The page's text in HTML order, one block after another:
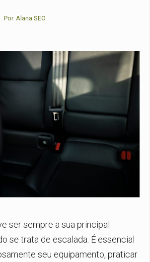
Por Alana SEO
ser sempre a sua principal
se trata de escalada. É essencial
seu equipamento, praticar